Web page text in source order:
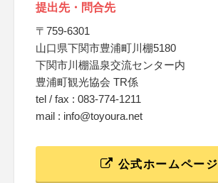
提出先・問合先
〒759-6301
山口県下関市豊浦町川棚5180
下関市川棚温泉交流センター内
豊浦町観光協会 TR係
tel / fax : 083-774-1211
mail : info@toyoura.net
公式ホームページ